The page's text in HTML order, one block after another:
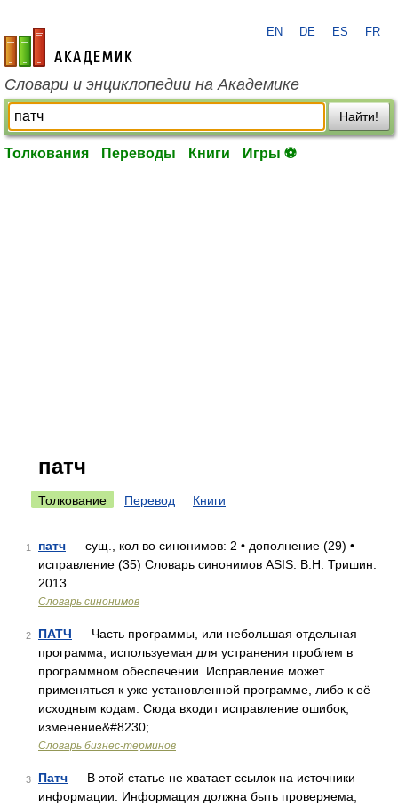
academic.ru
EN DE ES FR
Словари и энциклопедии на Академике
Найти!
Толкования Переводы Книги Игры ⚽
патч
Толкование Перевод Книги
1 патч — сущ., кол во синонимов: 2 • дополнение (29) •
исправление (35) Словарь синонимов ASIS. В.Н. Тришин.
2013 …
Словарь синонимов
2 ПАТЧ — Часть программы, или небольшая отдельная
программа, используемая для устранения проблем в
программном обеспечении. Исправление может
применяться к уже установленной программе, либо к её
исходным кодам. Сюда входит исправление ошибок,
изменение&#8230; …
Словарь бизнес-терминов
3 Патч — В этой статье не хватает ссылок на источники
информации. Информация должна быть проверяема,